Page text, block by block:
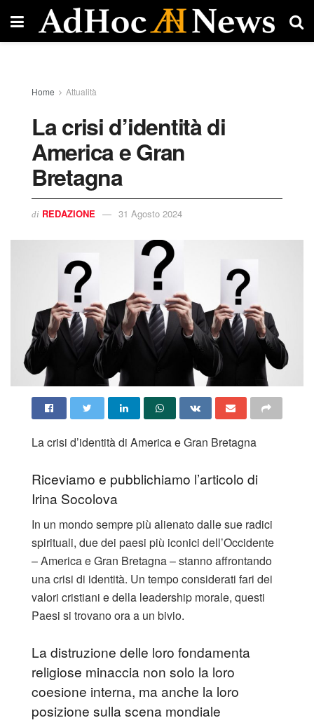
Home Attualità
La crisi d’identità di
America e Gran
Bretagna
di REDAZIONE 31 Agosto 2024
La crisi d’identità di America e Gran Bretagna
Riceviamo e pubblichiamo l’articolo di
Irina Socolova
In un mondo sempre più alienato dalle sue radici
spirituali, due dei paesi più iconici dell’Occidente
– America e Gran Bretagna – stanno affrontando
una crisi di identità. Un tempo considerati fari dei
valori cristiani e della leadership morale, questi
Paesi si trovano ora a un bivio.
La distruzione delle loro fondamenta
religiose minaccia non solo la loro
coesione interna, ma anche la loro
posizione sulla scena mondiale